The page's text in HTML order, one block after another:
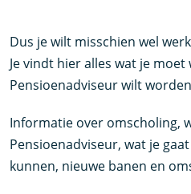
Dus je wilt misschien wel
Je vindt hier alles wat je
Pensioenadviseur wilt
Informatie over omscholing,
Pensioenadviseur, wat je
kunnen, nieuwe banen en